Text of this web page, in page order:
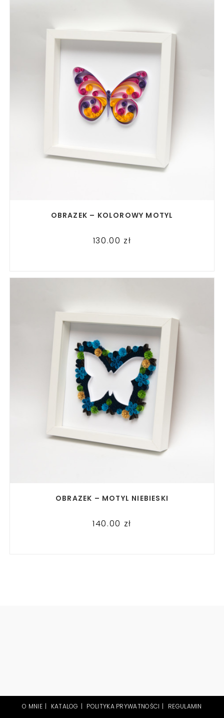
OBRAZEK – KOLOROWY MOTYL
130.00 zł
OBRAZEK – MOTYL NIEBIESKI
140.00 zł
O MNIE KATALOG POLITYKA PRYWATNOŚCI REGULAMIN